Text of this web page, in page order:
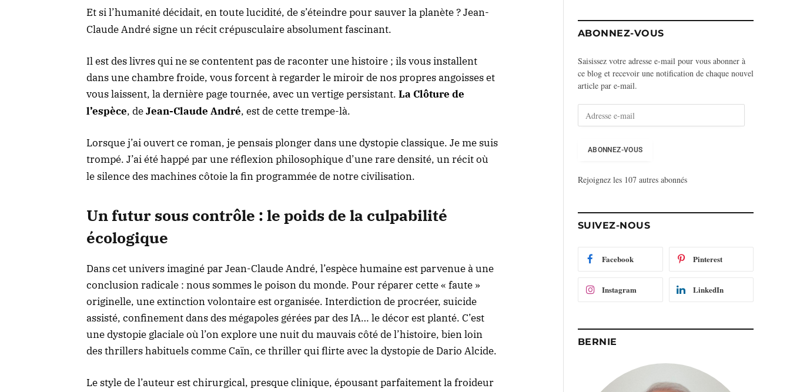
Et si l’humanité décidait, en toute lucidité, de s’éteindre pour sauver la planète ? Jean-
Claude André signe un récit crépusculaire absolument fascinant.
Il est des livres qui ne se contentent pas de raconter une histoire ; ils vous installent
dans une chambre froide, vous forcent à regarder le miroir de nos propres angoisses et
vous laissent, la dernière page tournée, avec un vertige persistant. La Clôture de
l’espèce, deJean-Claude André, est de cette trempe-là.
Lorsque j’ai ouvert ce roman, je pensais plonger dans une dystopie classique. Je me suis
trompé. J’ai été happé par une réflexion philosophique d’une rare densité, un récit où
le silence des machines côtoie la fin programmée de notre civilisation.
Un futur sous contrôle : le poids de la culpabilité
écologique
Dans cet univers imaginé par Jean-Claude André, l’espèce humaine est parvenue à une
conclusion radicale : nous sommes le poison du monde. Pour réparer cette « faute »
originelle, une extinction volontaire est organisée. Interdiction de procréer, suicide
assisté, confinement dans des mégapoles gérées par des IA… le décor est planté. C’est
unedystopie glaciale où l’on explore une nuit du mauvais côté de l’histoire, bien loin
des thrillers habituels commeCaïn, ce thriller qui flirte avec la dystopie de Dario Alcide.
Le style de l’auteur est chirurgical, presque clinique, épousant parfaitement la froideur
ABONNEZ-VOUS
Saisissez votre adresse e-mail pour vous abonner à
ce blog et recevoir une notification de chaque nouvel
article par e-mail.
e
m
a
ABONNEZ-VOUS
Rejoignez les 107 autres abonnés
SUIVEZ-NOUS
Facebook Pinterest
Instagram LinkedIn
BERNIE